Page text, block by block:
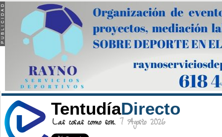
TentudíaDirecto
Las cosas como son. 7 Agosto 2026